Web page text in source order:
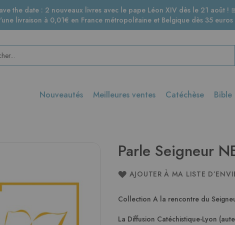
the date : 2 nouveaux livres avec le pape Léon XIV dès le 21 août !
livraison à 0,01€ en France métropolitaine et Belgique dès 35
Nouveautés Meilleures ventes Catéchèse Bible
Parle Seigneur
AJOUTER À MA LISTE
Collection A la rencontre du
La Diffusion Catéchistique-Lyon